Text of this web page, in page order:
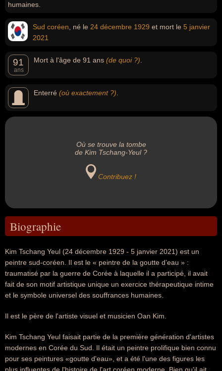
humaines.
Sud coréen , né le 24 décembre 1929 et mort le 5 janvier
2021
91
ans
Mort à l'âge de 91 ans (de quoi ?)
Enterré (où exactement ?)
Où se trouve la tombe
de Kim Tschang-Yeul ?
Contribuez !
Biographie
Kim Tschang Yeul (24 décembre 1929 - 5 janvier 2021) est un
peintre sud-coréen. Il est le « peintre de la goutte d’eau » :
traumatisé par la guerre de Corée à laquelle il a participé, il avait
fait de son motif artistique unique un exercice thérapeutique intime
et le symbole universel des souffrances humaines.
Il est le père de l'artiste visuel et musicien Oan Kim.
Kim Tschang Yeul faisait partie de la première génération d'artistes
modernes en Corée du Sud. Il était un peintre prolifique bien connu
pour ses peintures «goutte d'eau», et a été l'une des figures les